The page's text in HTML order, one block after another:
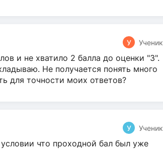
У Ученик
и не хватило 2 балла до оценки "3".
Не получается понять много
для точности моих ответов?
У Ученик
что проходной бал был уже